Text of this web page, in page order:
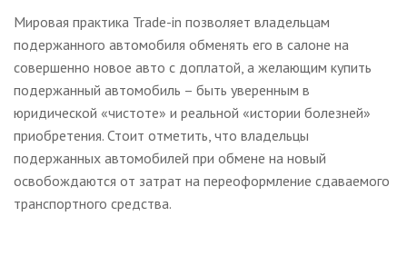
Мировая практика Trade-in позволяет владельцам
подержанного автомобиля обменять его в салоне на
совершенно новое авто с доплатой, а желающим купить
подержанный автомобиль – быть уверенным в
юридической «чистоте» и реальной «истории болезней»
приобретения. Стоит отметить, что владельцы
подержанных автомобилей при обмене на новый
освобождаются от затрат на переоформление сдаваемого
транспортного средства.